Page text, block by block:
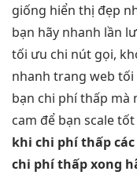
giống hiển thị đẹp
bạn hãy nhanh lần
tối ưu chi nút gọi,
nhanh trang web tối
bạn chi phí thấp mà
cam để bạn scale tốt
khi chi phí thấp
chi phí thấpxong